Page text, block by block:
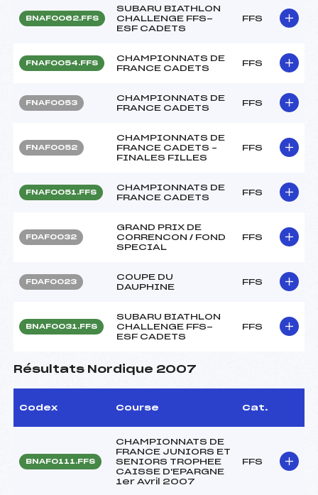
BNAF0062.FFS
SUBARU BIATHLON
CHALLENGE FFS-
ESF CADETS
FFS
FNAF0054.FFS
CHAMPIONNATS DE
FRANCE CADETS
FFS
FNAF0053
CHAMPIONNATS DE
FRANCE CADETS
FFS
FNAF0052
CHAMPIONNATS DE
FRANCE CADETS –
FINALES FILLES
FFS
FNAF0051.FFS
CHAMPIONNATS DE
FRANCE CADETS
FFS
FDAF0032
GRAND PRIX DE
CORRENCON / FOND
SPECIAL
FFS
FDAF0023
COUPE DU
DAUPHINE
FFS
BNAF0031.FFS
SUBARU BIATHLON
CHALLENGE FFS-
ESF CADETS
FFS
Résultats Nordique 2007
Codex Course Cat.
BNAF0111.FFS
CHAMPIONNATS DE
FRANCE JUNIORS ET
SENIORS TROPHEE
CAISSE D'EPARGNE
1er Avril 2007
FFS